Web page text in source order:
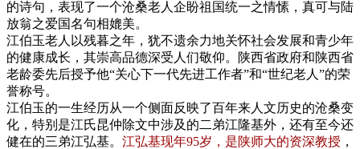
的诗句，表现了一个沧桑老人企盼祖国统一之情愫，真可与陆
放翁之爱国名句相媲美。
江伯玉老人以残暮之年，犹不遗余力地关怀社会发展和青少年
的健康成长，其崇高品德深受人们敬仰。陕西省政府和陕西省
老龄委先后授予他“关心下一代先进工作者”和“世纪老人”的荣
誉称号。
江伯玉的一生经历从一个侧面反映了百年来人文历史的沧桑变
化，特别是江氏昆仲除文中涉及的二弟江隆基外，还有至今还
健在的三弟江弘基。 江弘基现年95岁，是陕师大的资深教授 ，